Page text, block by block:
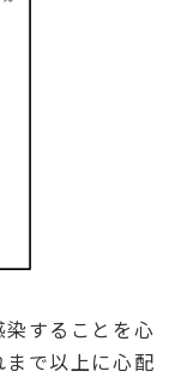
することを心
で以上に心配